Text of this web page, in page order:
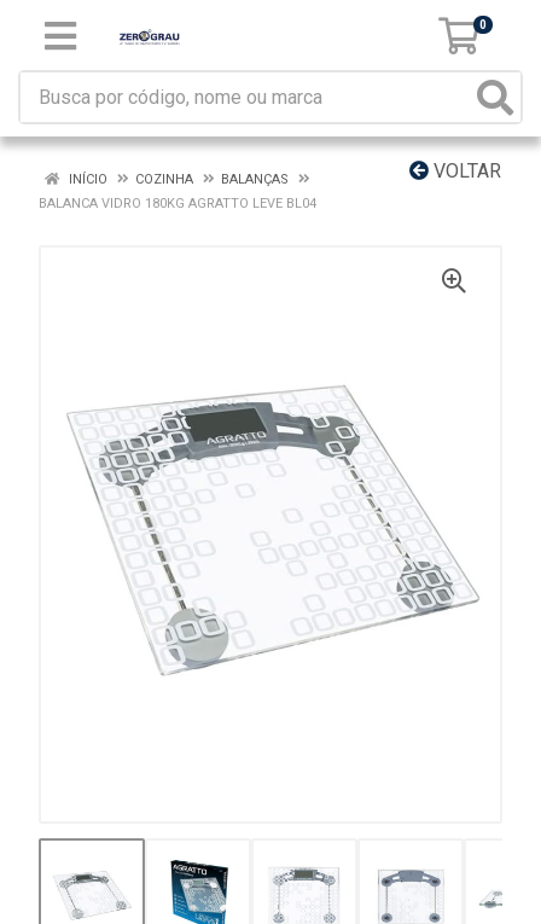
0
VOLTAR
INÍCIO COZINHA
BALANÇAS
BALANCA VIDRO 180KG AGRATTO LEVE BL04